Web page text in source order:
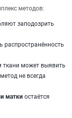
методов:
заподозрить
распространённость
ткани может выявить
не всегда
матки остаётся